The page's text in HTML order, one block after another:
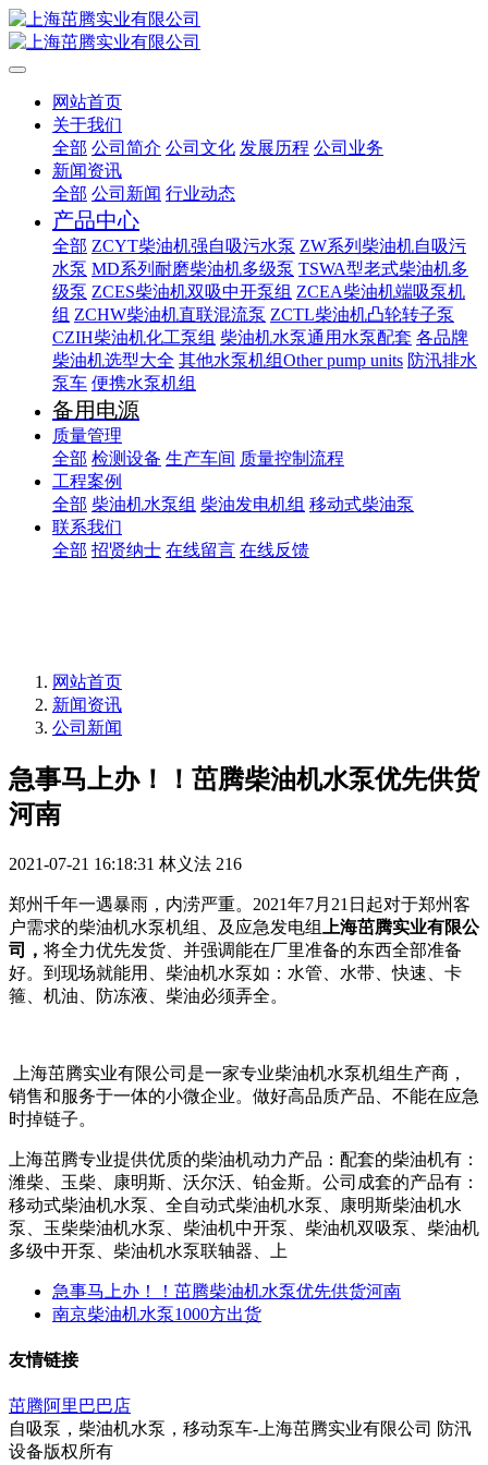
网站首页
关于我们
全部 公司简介 公司文化 发展历程 公司业务
新闻资讯
全部 公司新闻 行业动态
产品中心
全部 ZCYT柴油机强自吸污水泵 ZW系列柴油机自吸污
水泵 MD系列耐磨柴油机多级泵 TSWA型老式柴油机多
级泵 ZCES柴油机双吸中开泵组 ZCEA柴油机端吸泵机
组 ZCHW柴油机直联混流泵 ZCTL柴油机凸轮转子泵
CZIH柴油机化工泵组 柴油机水泵通用水泵配套 各品牌
柴油机选型大全 其他水泵机组Other pump units 防汛排水
泵车 便携水泵机组
备用电源
质量管理
全部 检测设备 生产车间 质量控制流程
工程案例
全部 柴油机水泵组 柴油发电机组 移动式柴油泵
联系我们
全部 招贤纳士 在线留言 在线反馈
网站首页
新闻资讯
公司新闻
急事马上办！！茁腾柴油机水泵优先供货
河南
2021-07-21 16:18:31 林义法 216
郑州千年一遇暴雨，内涝严重。2021年7月21日起对于郑州客
户需求的柴油机水泵机组、及应急发电组
上海茁腾实业有限公
司， 将全力优先发货、并强调能在厂里准备的东西全部准备
好。到现场就能用、柴油机水泵如：水管、水带、快速、卡
箍、机油、防冻液、柴油必须弄全。
上海茁腾实业有限公司是一家专业柴油机水泵机组生产商，
销售和服务于一体的小微企业。做好高品质产品、不能在应急
时掉链子。
上海茁腾专业提供优质的柴油机动力产品：配套的柴油机有：
潍柴、玉柴、康明斯、沃尔沃、铂金斯。公司成套的产品有：
移动式柴油机水泵、全自动式柴油机水泵、康明斯柴油机水
泵、玉柴柴油机水泵、柴油机中开泵、柴油机双吸泵、柴油机
多级中开泵、柴油机水泵联轴器、上
急事马上办！！茁腾柴油机水泵优先供货河南
南京柴油机水泵1000方出货
友情链接
茁腾阿里巴巴店
自吸泵，柴油机水泵，移动泵车-上海茁腾实业有限公司 防汛
设备版权所有